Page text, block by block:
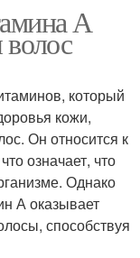
А
волос
который
кожи,
Он относится к
означает, что
Однако
А оказывает
способствуя